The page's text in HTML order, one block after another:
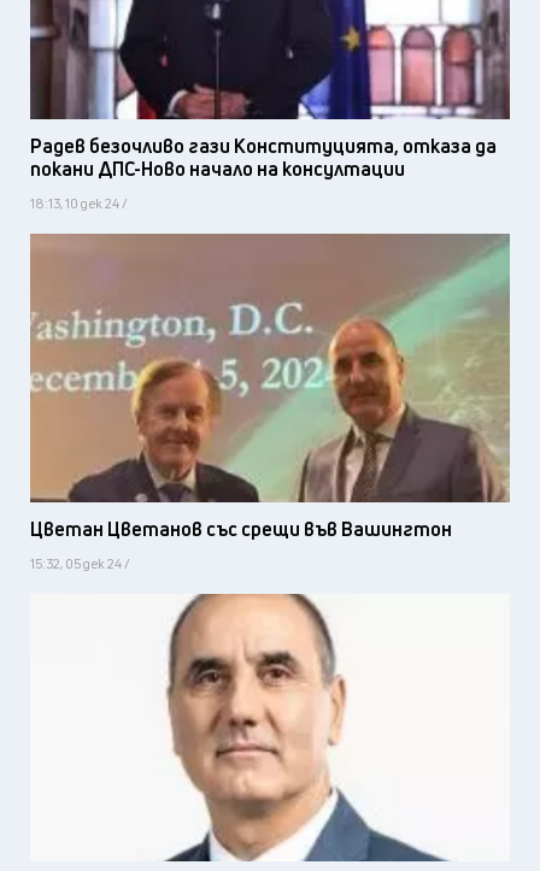
Радев безочливо гази Конституцията, отказа да
покани ДПС-Ново начало на консултации
18:13, 10 дек 24 /
Цветан Цветанов със срещи във Вашингтон
15:32, 05 дек 24 /